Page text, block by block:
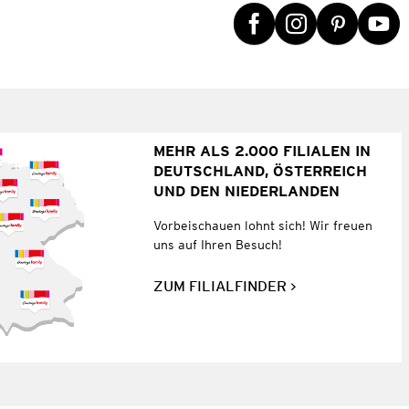
MEHR ALS 2.000 FILIALEN IN
DEUTSCHLAND, ÖSTERREICH
UND DEN NIEDERLANDEN
Vorbeischauen lohnt sich! Wir freuen
uns auf Ihren Besuch!
ZUM FILIALFINDER